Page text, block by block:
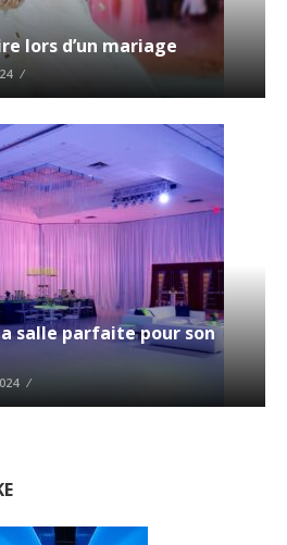
lors d’un mariage
salle parfaite pour son